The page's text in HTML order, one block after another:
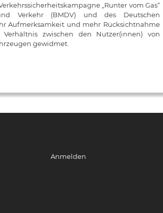
„Runter vom Gas“
Verkehr (BMDV) und des Deutschen
Aufmerksamkeit und mehr Rücksichtnahme
zwischen den Nutzer(innen) von
gewidmet.
Anmelden